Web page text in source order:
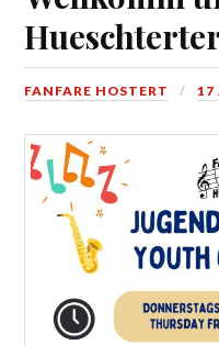
FANFARE HOSTERT 17